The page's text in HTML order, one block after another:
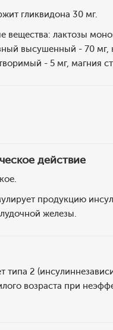
гликвидона 30 мг.
вещества: лактозы
высушенный - 70 мг,
- 5 мг, магния
действие
продукцию
железы.
типа 2
возраста при